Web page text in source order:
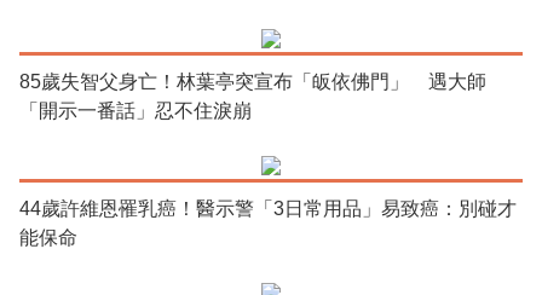
85歲失智父身亡！林葉亭突宣布「皈依佛門」 遇大師
「開示一番話」忍不住淚崩
44歲許維恩罹乳癌！醫示警「3日常用品」易致癌：別碰才
能保命